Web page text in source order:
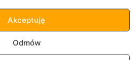
Akceptuję
Odmów